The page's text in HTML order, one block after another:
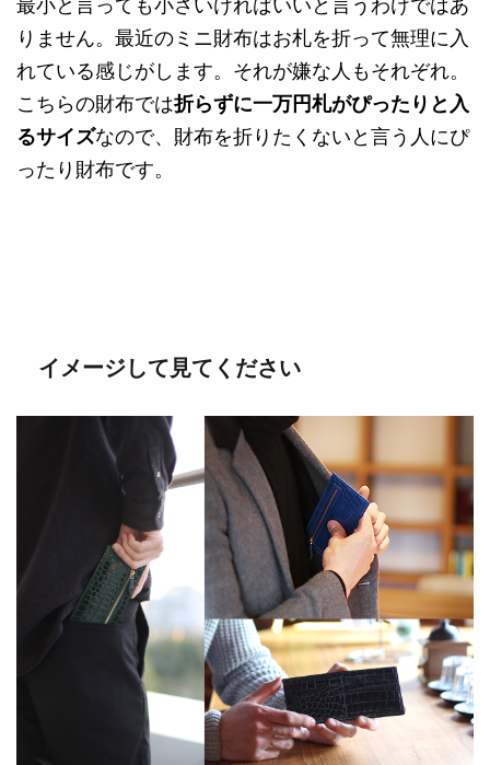
最小と言っても小さいければいいと言うわけではあ
りません。最近のミニ財布はお札を折って無理に入
れている感じがします。それが嫌な人もそれぞれ。
こちらの財布では折らずに一万円札がぴったりと入
るサイズなので、財布を折りたくないと言う人にぴ
ったり財布です。
イメージして見てください